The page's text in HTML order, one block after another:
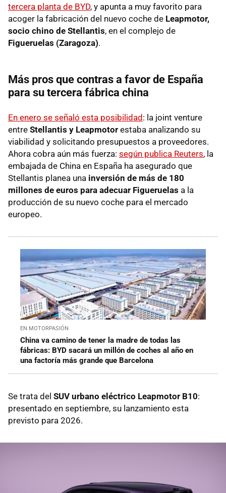
tercera planta de BYD, y apunta a muy favorito para
acoger la fabricación del nuevo coche de Leapmotor,
socio chino de Stellantis, en el complejo de
Figueruelas (Zaragoza).
Más pros que contras a favor de España
para su tercera fábrica china
En enero se señaló esta posibilidad: la joint venture
entre Stellantis y Leapmotor estaba analizando su
viabilidad y solicitando presupuestos a proveedores.
Ahora cobra aún más fuerza: según publica Reuters, la
embajada de China en España ha asegurado que
Stellantis planea una inversión de más de 180
millones de euros para adecuar Figueruelas a la
producción de su nuevo coche para el mercado
europeo.
EN MOTORPASIÓN
China va camino de tener la madre de todas las
fábricas: BYD sacará un millón de coches al año en
una factoría más grande que Barcelona
Se trata del SUV urbano eléctrico Leapmotor B10:
presentado en septiembre, su lanzamiento esta
previsto para 2026.